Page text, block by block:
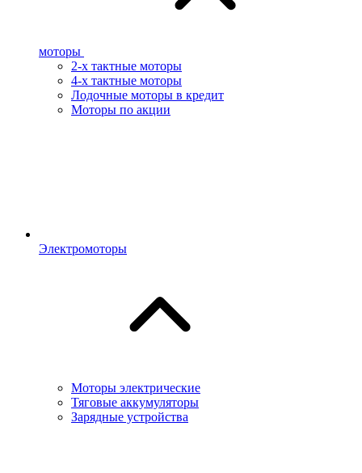
моторы
2-х тактные моторы
4-х тактные моторы
Лодочные моторы в кредит
Моторы по акции
Электромоторы
Моторы электрические
Тяговые аккумуляторы
Зарядные устройства